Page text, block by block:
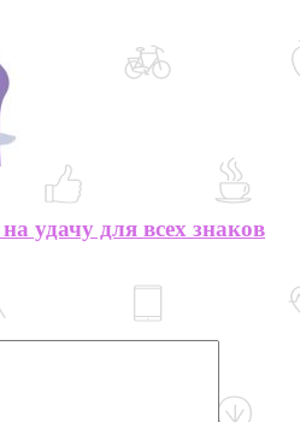
удачу для всех знаков